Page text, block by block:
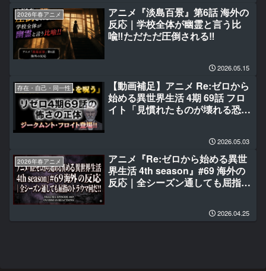
2026年春アニメ
アニメ『淡島百景』第6話 海外の
反応｜学校全体が幽霊と言う比
喩‼ただただ圧倒される‼
2026.05.15
存在・自己・同一性
【動画補足】アニメ Re:ゼロから
始める異世界生活 4期 69話 フロ
イト「見慣れたものが壊れる恐
2026.05.03
2026年春アニメ
アニメ『Re:ゼロから始める異世
界生活 4th season』#69 海外の
反応｜全シーズン通しても屈指の
2026.04.25